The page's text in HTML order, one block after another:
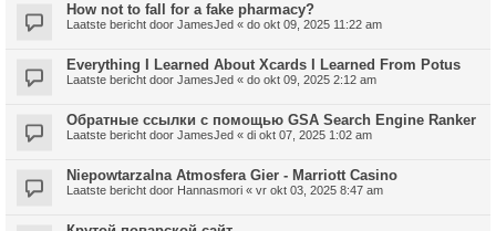
How not to fall for a fake pharmacy?
Laatste bericht door JamesJed « do okt 09, 2025 11:22 am
Everything I Learned About Xcards I Learned From Potus
Laatste bericht door JamesJed « do okt 09, 2025 2:12 am
Обратные ссылки с помощью GSA Search Engine Ranker
Laatste bericht door JamesJed « di okt 07, 2025 1:02 am
Niepowtarzalna Atmosfera Gier - Marriott Casino
Laatste bericht door Hannasmori « vr okt 03, 2025 8:47 am